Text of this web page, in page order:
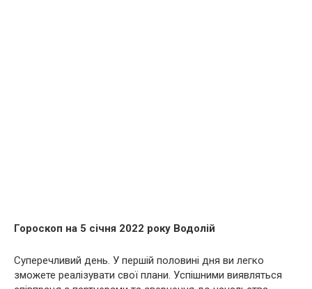
Гороскоп на 5 січня 2022 року Водолій
Суперечливий день. У першій половині дня ви легко
зможете реалізувати свої плани. Успішними виявляться